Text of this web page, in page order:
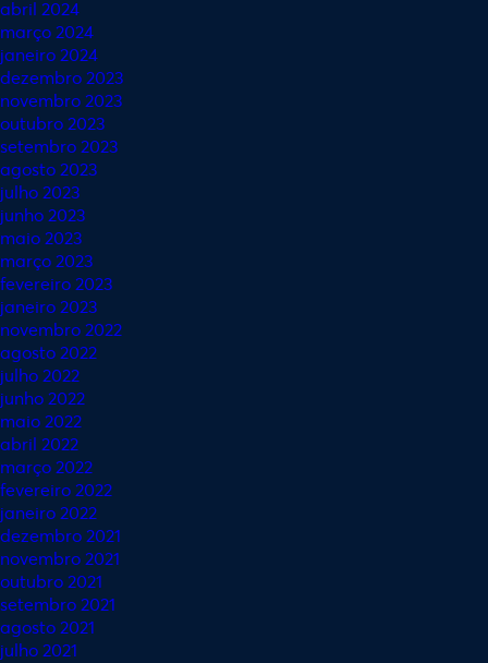
abril 2024
março 2024
janeiro 2024
dezembro 2023
novembro 2023
outubro 2023
setembro 2023
agosto 2023
julho 2023
junho 2023
maio 2023
março 2023
fevereiro 2023
janeiro 2023
novembro 2022
agosto 2022
julho 2022
junho 2022
maio 2022
abril 2022
março 2022
fevereiro 2022
janeiro 2022
dezembro 2021
novembro 2021
outubro 2021
setembro 2021
agosto 2021
julho 2021